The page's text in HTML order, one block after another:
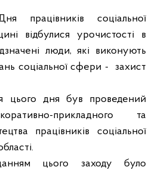
працівників соціальної
відбулися урочистості в
люди, які виконують
соціальної сфери -
захист
цього дня був проведений
прикладного та
працівників соціальної
цього заходу було